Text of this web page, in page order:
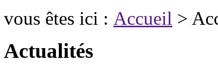
vous êtes ici : Accueil >
Actualités